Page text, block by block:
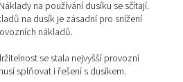
: Průtok dusíku při selektivním
pájení spotřebovává během
Systémy dusíku PCB musí být
všech pájecích procesů, včetně